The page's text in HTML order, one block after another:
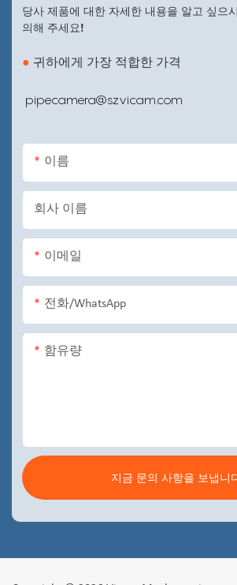
당사 제품에 대한 자세한 내용을 알고 싶으
의해 주세요!
● 귀하에게 가장 적합한 가격
pipecamera@szvicam.com
이름
회사 이름
이메일
전화/WhatsApp
함유량
지금 문의 사항을 보냅니